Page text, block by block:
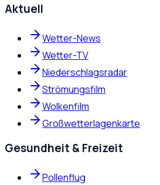
Aktuell
Wetter-News
Wetter-TV
Niederschlagsradar
Strömungsfilm
Wolkenfilm
Großwetterlagenkarte
Gesundheit & Freizeit
Pollenflug